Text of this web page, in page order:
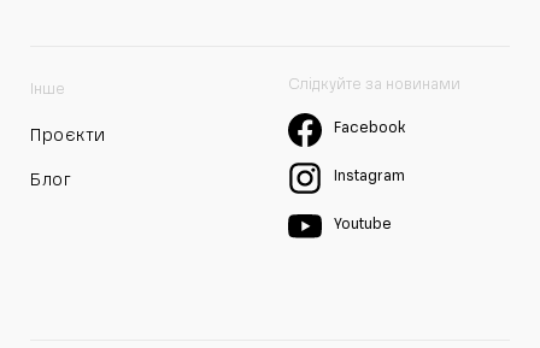
Інше
Проєкти
Блог
Слідкуйте за новинами
Facebook
Instagram
Youtube